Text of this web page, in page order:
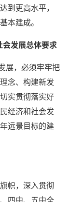
到更高水平，
本建成。
会发展总体要求
展，必须牢牢把
念、构建新发
实贯彻落实好
经济和社会发
远景目标的建
帜，深入贯彻
四中、五中全